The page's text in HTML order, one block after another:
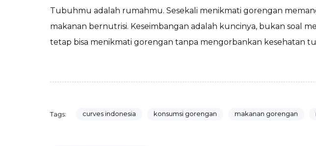
Tubuhmu adalah rumahmu. Sesekali menikmati gorengan
makanan bernutrisi. Keseimbangan adalah kuncinya, bukan soal
tetap bisa menikmati gorengan tanpa mengorbankan kesehatan
Tags: curves indonesia konsumsi gorengan makanan gorengan